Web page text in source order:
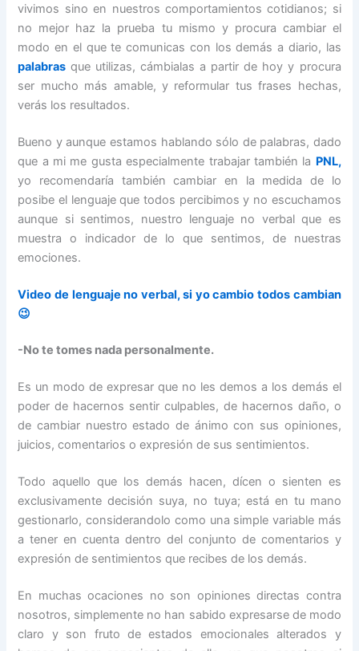
vivimos sino en nuestros comportamientos cotidianos; si
no mejor haz la prueba tu mismo y procura cambiar el
modo en el que te comunicas con los demás a diario, las
palabras que utilizas, cámbialas a partir de hoy y procura
ser mucho más amable, y reformular tus frases hechas,
verás los resultados.
Bueno y aunque estamos hablando sólo de palabras, dado
que a mi me gusta especialmente trabajar también la PNL,
yo recomendaría también cambiar en la medida de lo
posibe el lenguaje que todos percibimos y no escuchamos
aunque si sentimos, nuestro lenguaje no verbal que es
muestra o indicador de lo que sentimos, de nuestras
emociones.
Video de lenguaje no verbal, si yo cambio todos cambian
😉
-No te tomes nada personalmente.
Es un modo de expresar que no les demos a los demás el
poder de hacernos sentir culpables, de hacernos daño, o
de cambiar nuestro estado de ánimo con sus opiniones,
juicios, comentarios o expresión de sus sentimientos.
Todo aquello que los demás hacen, dícen o sienten es
exclusivamente decisión suya, no tuya; está en tu mano
gestionarlo, considerandolo como una simple variable más
a tener en cuenta dentro del conjunto de comentarios y
expresión de sentimientos que recibes de los demás.
En muchas ocaciones no son opiniones directas contra
nosotros, simplemente no han sabido expresarse de modo
claro y son fruto de estados emocionales alterados y